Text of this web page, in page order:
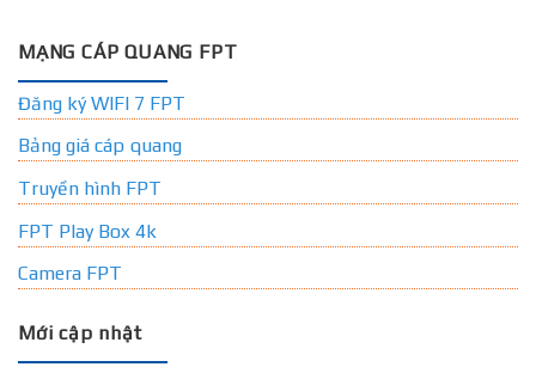
MẠNG CÁP QUANG FPT
Đăng ký WIFI 7 FPT
Bảng giá cáp quang
Truyền hình FPT
FPT Play Box 4k
Camera FPT
Mới cập nhật